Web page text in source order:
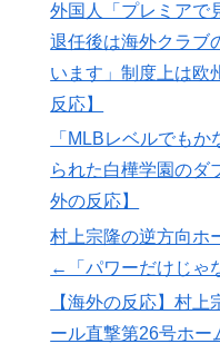
外国人「プレミアで
退任後は海外クラブ
います」制度上は欧
反応】
「MLBレベルでも
られた白樺学園のダ
外の反応】
村上宗隆の逆方向ホ
←「パワーだけじゃ
【海外の反応】村
ール直撃第26号ホー